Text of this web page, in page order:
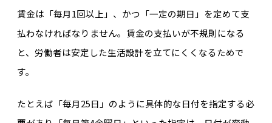
賃金は「毎月1回以上」、かつ「一定の期日」を定めて支
払わなければなりません。賃金の支払いが不規則になる
と、労働者は安定した生活設計を立てにくくなるためで
す。
たとえば「毎月25日」のように具体的な日付を指定する必